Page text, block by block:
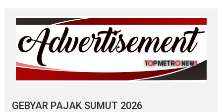
GEBYAR PAJAK SUMUT 2026